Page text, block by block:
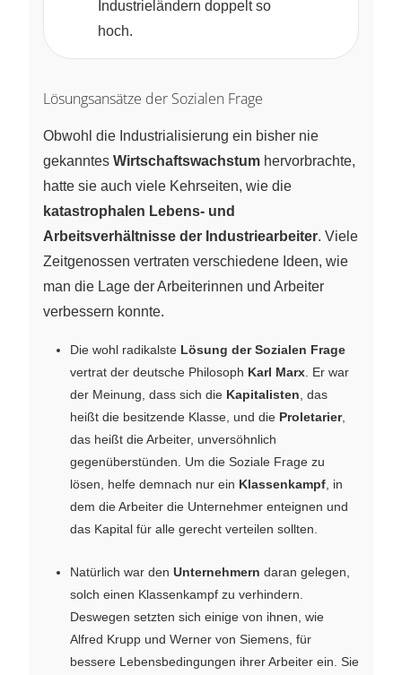
Industrieländern doppelt so
hoch.
Lösungsansätze der Sozialen Frage
Obwohl die Industrialisierung ein bisher nie
gekanntes Wirtschaftswachstum hervorbrachte,
hatte sie auch viele Kehrseiten, wie die
katastrophalen Lebens- und
Arbeitsverhältnisse der Industriearbeiter. Viele
Zeitgenossen vertraten verschiedene Ideen, wie
man die Lage der Arbeiterinnen und Arbeiter
verbessern konnte.
Die wohl radikalste Lösung der Sozialen Frage
vertrat der deutsche Philosoph Karl Marx . Er war
der Meinung, dass sich die Kapitalisten , das
heißt die besitzende Klasse, und die Proletarier,
das heißt die Arbeiter, unversöhnlich
gegenüberstünden. Um die Soziale Frage zu
lösen, helfe demnach nur ein Klassenkampf , in
dem die Arbeiter die Unternehmer enteignen und
das Kapital für alle gerecht verteilen sollten.
Natürlich war den Unternehmern daran gelegen,
solch einen Klassenkampf zu verhindern.
Deswegen setzten sich einige von ihnen, wie
Alfred Krupp und Werner von Siemens, für
bessere Lebensbedingungen ihrer Arbeiter ein. Sie